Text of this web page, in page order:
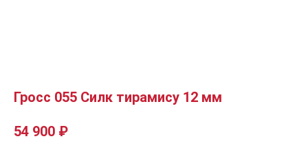
Гросс 055 Силк тирамису 12 мм
54 900 ₽